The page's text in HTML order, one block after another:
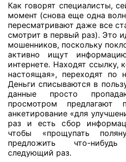
Как говорят специалисты,
момент (снова еще одна
пересматривают даже все
смотрит в первый раз). Это
мошенников, поскольку
активно ищут
интернете. Находят ссылку,
настоящая», переходят по
Деньги списываются в
данные просто
просмотром предлагают
анкетирование «для
раз и есть сбор
чтобы «прощупать
предложить что-
следующий раз.